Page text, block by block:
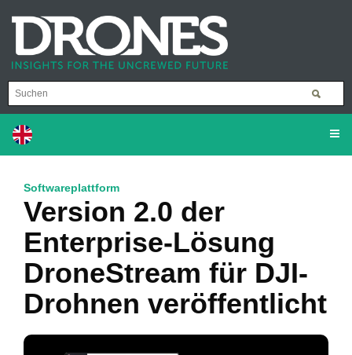
Softwareplattform
Version 2.0 der
Enterprise-Lösung
DroneStream für DJI-
Drohnen veröffentlicht